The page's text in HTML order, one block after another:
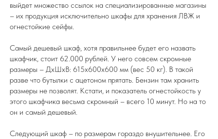
выйдет множество ссылок на специализированные магазины
– их продукция исключительно шкафы для хранения ЛВЖ и
огнестойкие сейфы.
Самый дешевый шкаф, хотя правильнее будет его назвать
шкафчик, стоит 62.000 рублей. У него совсем скромные
размеры – ДxШxВ: 615x600x600 мм (вес 50 кг). В такой
разве что бутылки с ацетоном прятать. Бензин там хранить
размеры не позволят. Кстати, и показатель огнестойкость у
этого шкафчика весьма скромный – всего 10 минут. Но на то
он и самый дешевый.
Следующий шкаф – по размерам гораздо внушительнее. Его